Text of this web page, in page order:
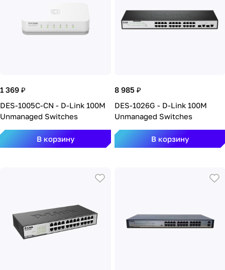
1 369 ₽
DES-1005C-CN - D-Link 100M
Unmanaged Switches
В корзину
8 985 ₽
DES-1026G - D-Link 100M
Unmanaged Switches
В корзину